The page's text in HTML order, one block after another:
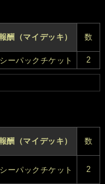
酬（マイデッキ） 数
ーパックチケット 2
酬（マイデッキ） 数
ーパックチケット 2